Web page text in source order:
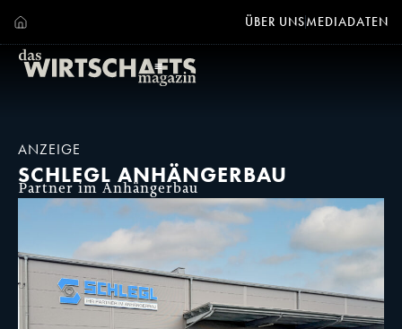
ÜBER UNSMEDIADATEN
ANZEIGE
SCHLEGL ANHÄNGERBAU
Partner im Anhängerbau